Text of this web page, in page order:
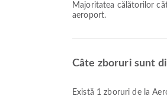
Majoritatea călătorilor
aeroport.
Câte zboruri sunt
Există 1 zboruri de la